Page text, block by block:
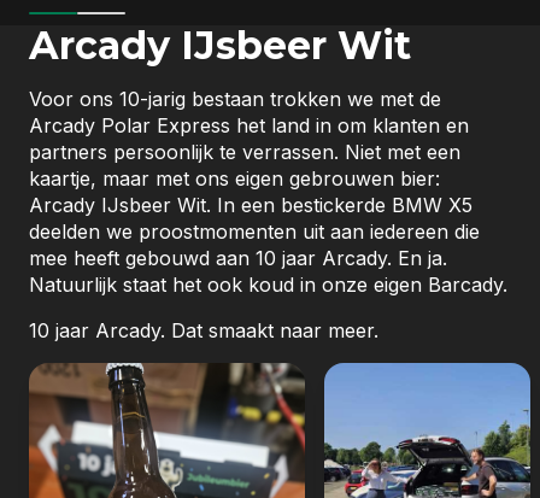
01-01-2019
2019: Verhuizing & succes
Verhuizing naar het eerste eigen kantoor.
Arcady IJsbeer Wit
Voor ons 10-jarig bestaan trokken we met de
Arcady Polar Express het land in om klanten en
partners persoonlijk te verrassen. Niet met een
kaartje, maar met ons eigen gebrouwen bier:
Arcady IJsbeer Wit. In een bestickerde BMW X5
deelden we proostmomenten uit aan iedereen die
mee heeft gebouwd aan 10 jaar Arcady. En ja.
Natuurlijk staat het ook koud in onze eigen Barcady.
10 jaar Arcady. Dat smaakt naar meer.